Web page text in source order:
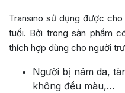
Transino sử dụng được
tuổi. Bởi trong sản phẩm
thích hợp dùng cho người
Người bị nám da,
không đều màu,…